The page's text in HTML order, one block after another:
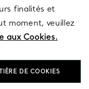
finalités et
moment, veuillez
aux Cookies.
DE COOKIES